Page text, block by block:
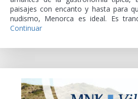
paisajes con encanto y hasta para
nudismo, Menorca es ideal. Es
Continuar